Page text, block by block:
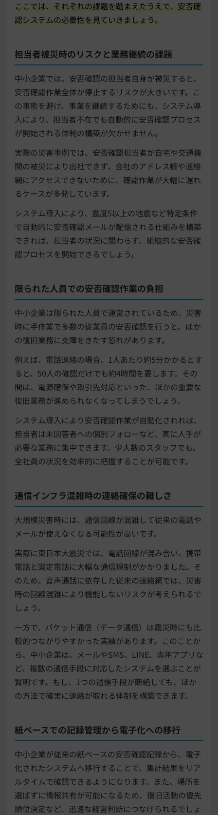
ここでは、それぞれの課題を踏まえたうえで、安否確
認システムの必要性を見ていきましょう。
担当者被災時のリスクと業務継続の課題
中小企業では、安否確認の担当者自身が被災すると、
安否確認作業全体が停止するリスクが大きいです。こ
の事態を避け、事業を継続するためにも、システム導
入により、担当者不在でも自動的に安否確認プロセス
が開始される体制の構築が欠かせません。
実際の災害事例では、安否確認担当者が自宅や交通機
関の被災により出社できず、会社のアドレス帳や連絡
網にアクセスできないために、確認作業が大幅に遅れ
るケースが多発しています。
システム導入により、震度5以上の地震など特定条件
で自動的に安否確認メールが配信される仕組みを構築
できれば、担当者の状況に関わらず、組織的な安否確
認プロセスを開始できるでしょう。
限られた人員での安否確認作業の負担
中小企業は限られた人員で運営されているため、災害
時に手作業で多数の従業員の安否確認を行うと、ほか
の復旧業務に支障をきたす恐れがあります。
例えば、電話連絡の場合、1人あたり約5分かかるとす
ると、50人の確認だけでも約4時間を要します。その
間は、電源確保や取引先対応といった、ほかの重要な
復旧業務が進められなくなってしまうでしょう。
システム導入により安否確認作業が自動化されれば、
担当者は未回答者への個別フォローなど、真に人手が
必要な業務に集中できます。少人数のスタッフでも、
全社員の状況を効率的に把握することが可能です。
通信インフラ混雑時の連絡確保の難しさ
大規模災害時には、通信回線が混雑して従来の電話や
メールが使えなくなる可能性が高いです。
実際に東日本大震災では、電話回線が混み合い、携帯
電話と固定電話に大幅な通信規制がかかりました。そ
のため、音声通話に依存した従来の連絡網では、災害
時の回線混雑により機能しないリスクが考えられるで
しょう。
一方で、パケット通信（データ通信）は震災時にも比
較的つながりやすかった実績があります。このことか
ら、中小企業は、メールやSMS、LINE、専用アプリな
ど、複数の通信手段に対応したシステムを選ぶことが
賢明です。もし、1つの通信手段が断絶しても、ほか
の方法で確実に連絡が取れる体制を構築できます。
紙ベースでの記録管理から電子化への移行
中小企業が従来の紙ベースの安否確認記録から、電子
化されたシステムへ移行することで、集計結果をリア
ルタイムで確認できるようになります。また、場所を
選ばずに情報共有が可能になるため、復旧活動の優先
順位決定など、迅速な経営判断につなげられるでしょ